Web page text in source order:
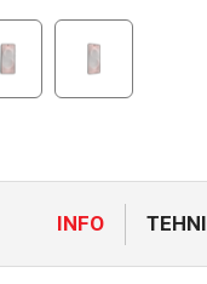
INFO